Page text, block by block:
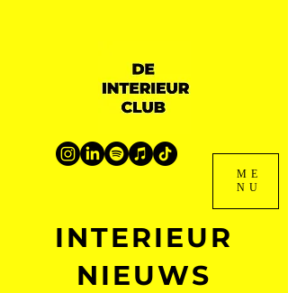
ME
NU
INTERIEUR
NIEUWS